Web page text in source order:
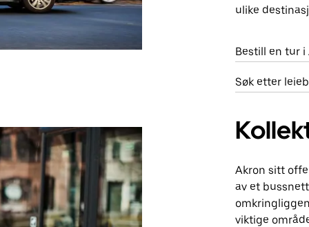
ulike
Bestill en tur i
Søk etter
Akron sitt
av et
viktige